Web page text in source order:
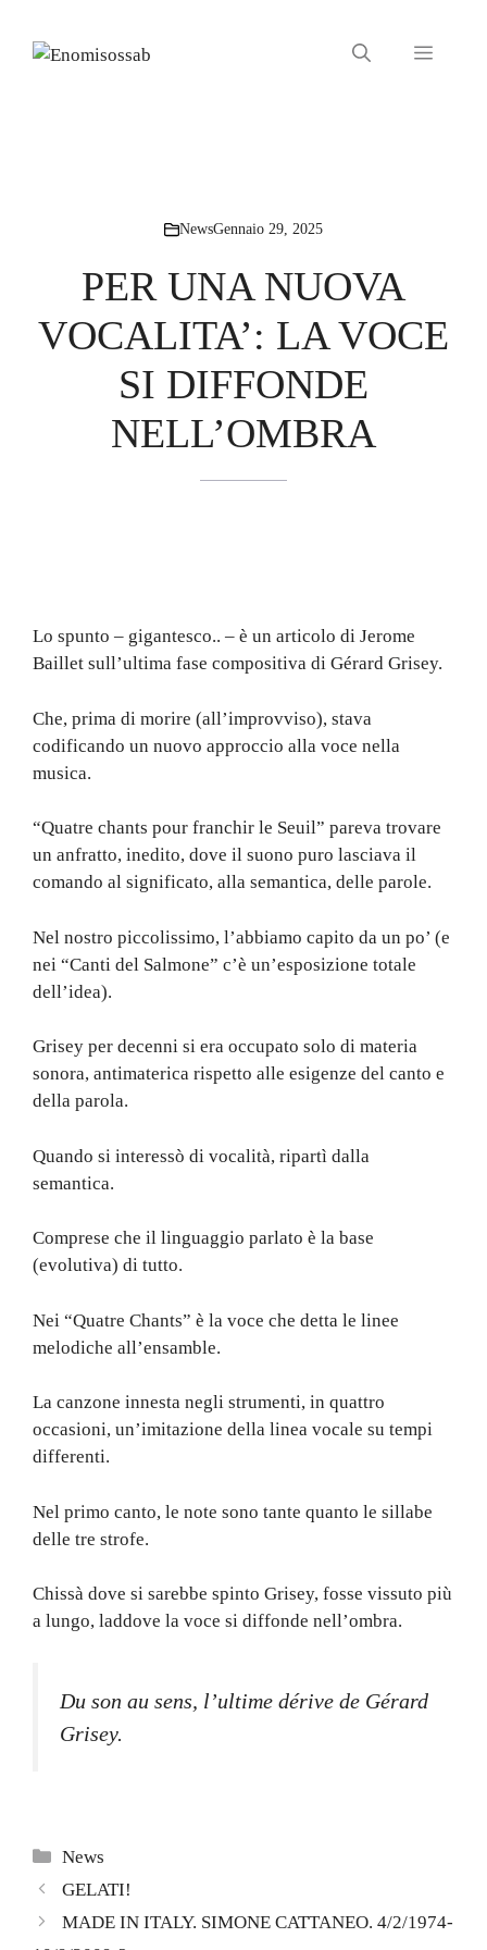
contenuto
Menu
NewsGennaio 29, 2025
PER UNA NUOVA
VOCALITA’: LA VOCE
SI DIFFONDE
NELL’OMBRA
Lo spunto – gigantesco.. – è un articolo di Jerome
Baillet sull’ultima fase compositiva di Gérard Grisey.
Che, prima di morire (all’improvviso), stava
codificando un nuovo approccio alla voce nella
musica.
“Quatre chants pour franchir le Seuil” pareva trovare
un anfratto, inedito, dove il suono puro lasciava il
comando al significato, alla semantica, delle parole.
Nel nostro piccolissimo, l’abbiamo capito da un po’ (e
nei “Canti del Salmone” c’è un’esposizione totale
dell’idea).
Grisey per decenni si era occupato solo di materia
sonora, antimaterica rispetto alle esigenze del canto e
della parola.
Quando si interessò di vocalità, ripartì dalla
semantica.
Comprese che il linguaggio parlato è la base
(evolutiva) di tutto.
Nei “Quatre Chants” è la voce che detta le linee
melodiche all’ensamble.
La canzone innesta negli strumenti, in quattro
occasioni, un’imitazione della linea vocale su tempi
differenti.
Nel primo canto, le note sono tante quanto le sillabe
delle tre strofe.
Chissà dove si sarebbe spinto Grisey, fosse vissuto più
a lungo, laddove la voce si diffonde nell’ombra.
Du son au sens, l’ultime dérive de Gérard
Grisey.
Categorie
News
GELATI!
MADE IN ITALY. SIMONE CATTANEO. 4/2/1974-